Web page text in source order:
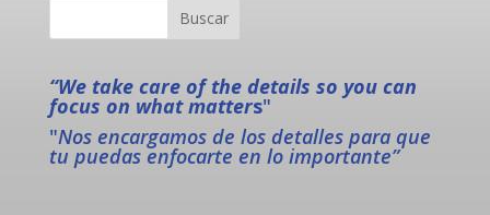
“We take care of the details so you can
focus on what matters"
"Nos encargamos de los detalles para que
tu puedas enfocarte en lo importante”